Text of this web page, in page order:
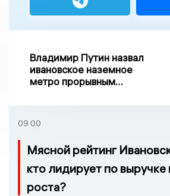
Владимир Путин назвал
ивановское наземное
метро прорывным
09:00
Мясной рейтинг
кто лидирует по
роста?